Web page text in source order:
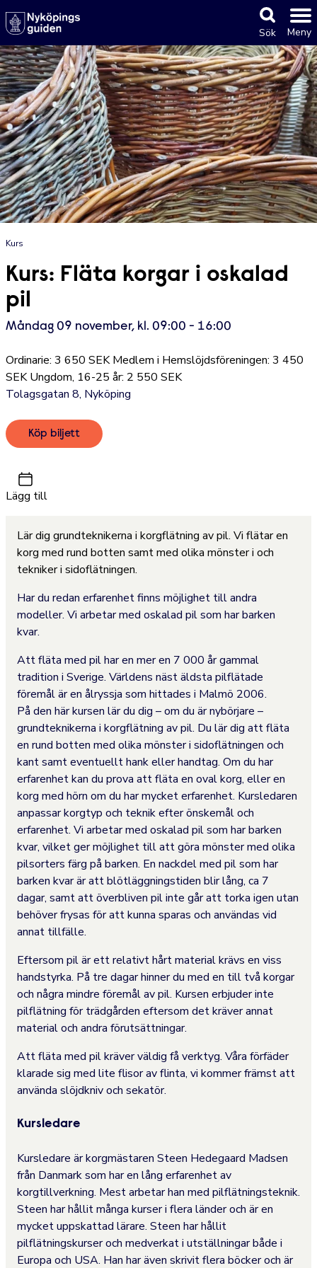
Sök Meny
Kurs
Kurs: Fläta korgar i oskalad
pil
Måndag 09 november, kl. 09:00 - 16:00
Ordinarie: 3 650 SEK Medlem i Hemslöjdsföreningen: 3 450
SEK Ungdom, 16-25 år: 2 550 SEK
Tolagsgatan 8, Nyköping
Köp biljett
Lägg till
Lär dig grundteknikerna i korgflätning av pil. Vi flätar en
korg med rund botten samt med olika mönster i och
tekniker i sidoflätningen.
Har du redan erfarenhet finns möjlighet till andra
modeller. Vi arbetar med oskalad pil som har barken
kvar.
Att fläta med pil har en mer en 7 000 år gammal
tradition i Sverige. Världens näst äldsta pilflätade
föremål är en ålryssja som hittades i Malmö 2006.
På den här kursen lär du dig – om du är nybörjare –
grundteknikerna i korgflätning av pil. Du lär dig att fläta
en rund botten med olika mönster i sidoflätningen och
kant samt eventuellt hank eller handtag. Om du har
erfarenhet kan du prova att fläta en oval korg, eller en
korg med hörn om du har mycket erfarenhet. Kursledaren
anpassar korgtyp och teknik efter önskemål och
erfarenhet. Vi arbetar med oskalad pil som har barken
kvar, vilket ger möjlighet till att göra mönster med olika
pilsorters färg på barken. En nackdel med pil som har
barken kvar är att blötläggningstiden blir lång, ca 7
dagar, samt att överbliven pil inte går att torka igen utan
behöver frysas för att kunna sparas och användas vid
annat tillfälle.
Eftersom pil är ett relativt hårt material krävs en viss
handstyrka. På tre dagar hinner du med en till två korgar
och några mindre föremål av pil. Kursen erbjuder inte
pilflätning för trädgården eftersom det kräver annat
material och andra förutsättningar.
Att fläta med pil kräver väldig få verktyg. Våra förfäder
klarade sig med lite flisor av flinta, vi kommer främst att
använda slöjdkniv och sekatör.
Kursledare
Kursledare är korgmästaren Steen Hedegaard Madsen
från Danmark som har en lång erfarenhet av
korgtillverkning. Mest arbetar han med pilflätningsteknik.
Steen har hållit många kurser i flera länder och är en
mycket uppskattad lärare. Steen har hållit
pilflätningskurser och medverkat i utställningar både i
Europa och USA. Han har även skrivit flera böcker och är